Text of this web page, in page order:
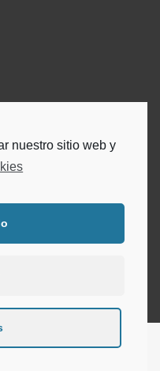
nuestro sitio web y